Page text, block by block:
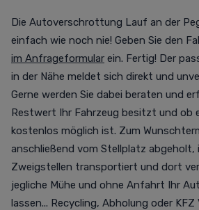
Die Autoverschrottung Lauf an der
einfach wie noch nie! Geben Sie den
im Anfrageformular ein. Fertig! Der
in der Nähe meldet sich direkt und
Gerne werden Sie dabei beraten und
Restwert Ihr Fahrzeug besitzt und ob
kostenlos möglich ist. Zum
anschließend vom Stellplatz abgeholt,
Zweigstellen transportiert und dort
jegliche Mühe und ohne Anfahrt Ihr
lassen... Recycling, Abholung oder